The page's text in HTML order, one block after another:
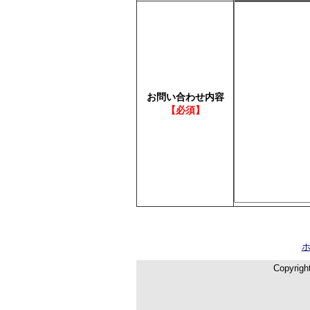
お問い合わせ内容
【必須】